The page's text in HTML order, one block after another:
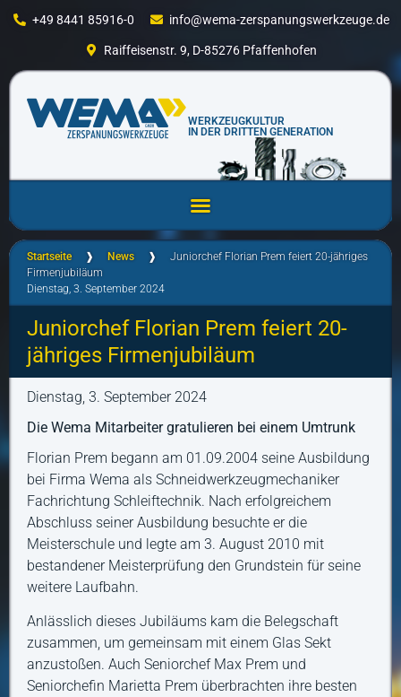
+49 8441 85916-0 info@wema-zerspanungswerkzeuge.de
Raiffeisenstr. 9, D-85276 Pfaffenhofen
WERKZEUGKULTUR
IN DER DRITTEN GENERATION
Startseite ❱ News ❱ Juniorchef Florian Prem feiert 20-jähriges
Firmenjubiläum
Dienstag, 3. September 2024
Juniorchef Florian Prem feiert 20-
jähriges Firmenjubiläum
Dienstag, 3. September 2024
Die Wema Mitarbeiter gratulieren bei einem Umtrunk
Florian Prem begann am 01.09.2004 seine Ausbildung
bei Firma Wema als Schneidwerkzeugmechaniker
Fachrichtung Schleiftechnik. Nach erfolgreichem
Abschluss seiner Ausbildung besuchte er die
Meisterschule und legte am 3. August 2010 mit
bestandener Meisterprüfung den Grundstein für seine
weitere Laufbahn.
Anlässlich dieses Jubiläums kam die Belegschaft
zusammen, um gemeinsam mit einem Glas Sekt
anzustoßen. Auch Seniorchef Max Prem und
Seniorchefin Marietta Prem überbrachten ihre besten